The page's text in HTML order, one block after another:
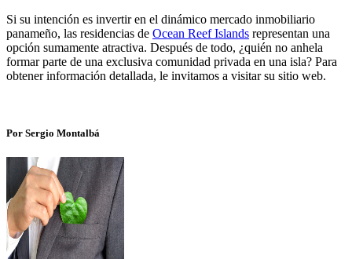
Si su intención es invertir en el dinámico mercado inmobiliario
panameño, las residencias de Ocean Reef Islands representan una
opción sumamente atractiva. Después de todo, ¿quién no anhela
formar parte de una exclusiva comunidad privada en una isla? Para
obtener información detallada, le invitamos a visitar su sitio web.
Por Sergio Montalbá